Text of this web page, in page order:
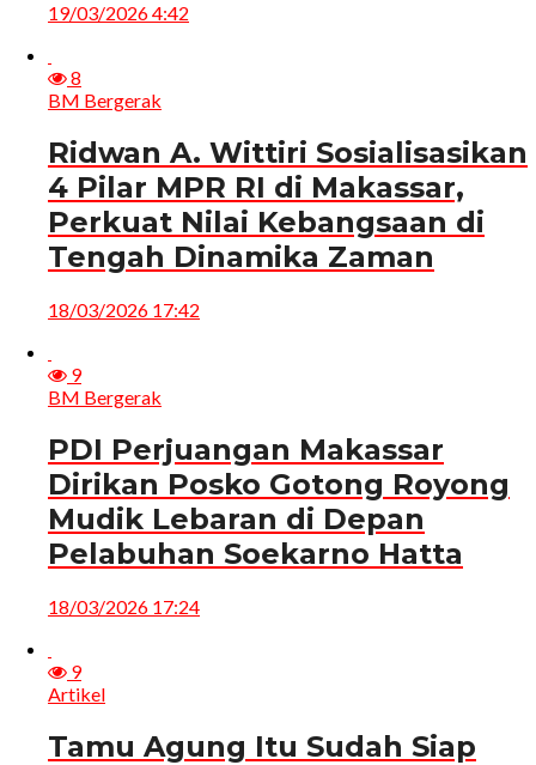
19/03/2026 4:42
8
BM Bergerak
Ridwan A. Wittiri Sosialisasikan
4 Pilar MPR RI di Makassar,
Perkuat Nilai Kebangsaan di
Tengah Dinamika Zaman
18/03/2026 17:42
9
BM Bergerak
PDI Perjuangan Makassar
Dirikan Posko Gotong Royong
Mudik Lebaran di Depan
Pelabuhan Soekarno Hatta
18/03/2026 17:24
9
Artikel
Tamu Agung Itu Sudah Siap